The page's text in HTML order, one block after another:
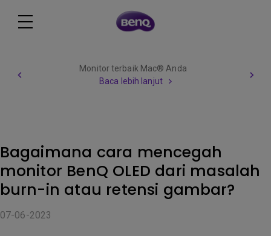
Monitor terbaik Mac® Anda
Baca lebih lanjut
Bagaimana cara mencegah
monitor BenQ OLED dari masalah
burn-in atau retensi gambar?
07-06-2023